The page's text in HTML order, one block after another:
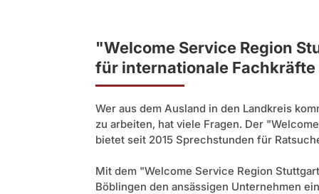
"Welcome Service Region
für internationale
Wer aus dem Ausland in den Landkreis
zu arbeiten, hat viele Fragen. Der
bietet seit 2015 Sprechstunden für
Mit dem "Welcome Service Region
Böblingen den ansässigen Unternehmen